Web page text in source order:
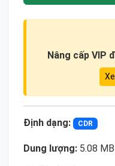
Nâng cấp VIP
Định dạng: CDR
Dung lượng: 5.08 MB